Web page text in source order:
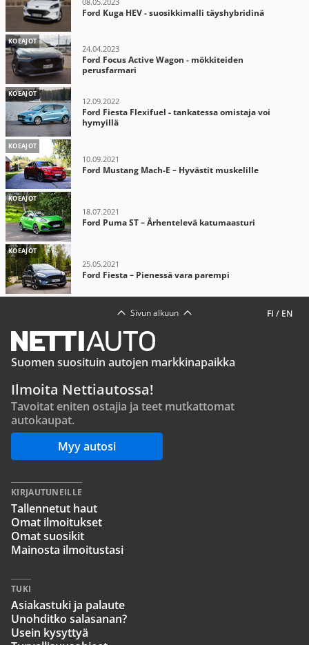
Ford Kuga HEV - suosikkimalli täyshybridinä
KOEAJOT
24.04.2023
Ford Focus Active Wagon - mökkiteiden
perusfarmari
KOEAJOT
12.09.2022
Ford Fiesta Flexifuel - tankatessa omistaja voi
hymyillä
KOEAJOT
10.09.2021
Ford Mustang Mach-E – Hyvästit muskelille
KOEAJOT
18.07.2021
Ford Puma ST – Ärhentelevä katumaasturi
KOEAJOT
25.05.2021
Ford Fiesta – Pienessä vara parempi
FI / EN
Sivun alkuun
Suomen suosituin autojen markkinapaikka
Ilmoita Nettiautossa!
Tavoitat eniten ostajia ja teet mutkattomat
autokaupat.
Myy autosi
KIRJAUTUNEILLE
Tallennetut haut
Omat ilmoitukset
Omat suosikit
Mainosta ilmoitustasi
TUKI
Asiakastuki ja palaute
Unohditko salasanan?
Usein kysyttyä